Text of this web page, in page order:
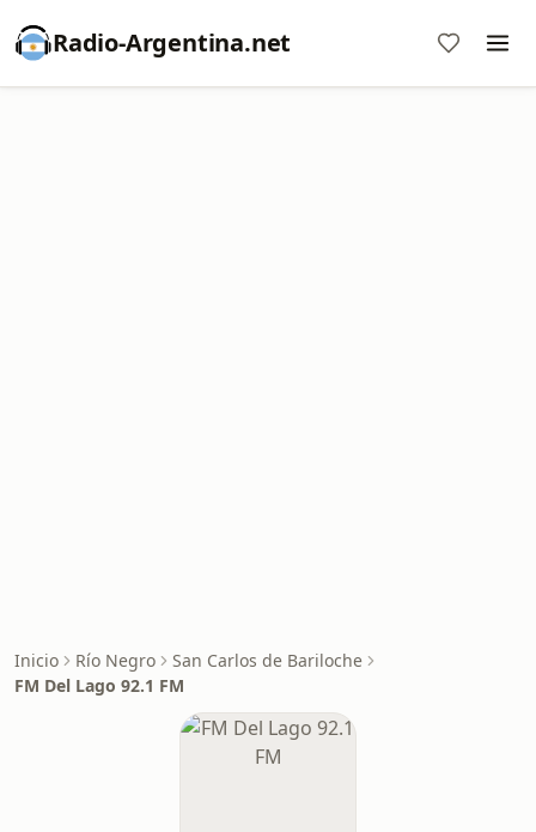
Radio-Argentina.net
Inicio Río Negro
San Carlos de Bariloche
FM Del Lago 92.1 FM